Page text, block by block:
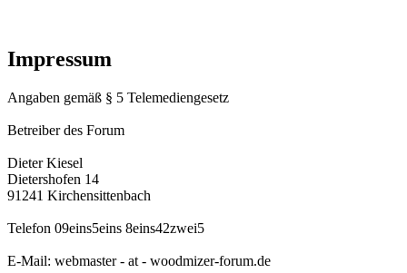
Impressum
Angaben gemäß § 5 Telemediengesetz
Betreiber des Forum
Dieter Kiesel
Dietershofen 14
91241 Kirchensittenbach
Telefon 09eins5eins 8eins42zwei5
E-Mail: webmaster - at - woodmizer-forum.de